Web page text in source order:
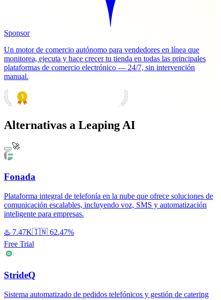
Sponsor
Un motor de comercio autónomo para vendedores en línea que
monitorea, ejecuta y hace crecer tu tienda en todas las principales
plataformas de comercio electrónico — 24/7, sin intervención
manual.
Alternativas a Leaping AI
🚀
Fonada
Plataforma integral de telefonía en la nube que ofrece soluciones de
comunicación escalables, incluyendo voz, SMS y automatización
inteligente para empresas.
♨️ 7.47K🇮🇳 62.47%
Free Trial
StrideQ
Sistema automatizado de pedidos telefónicos y gestión de catering